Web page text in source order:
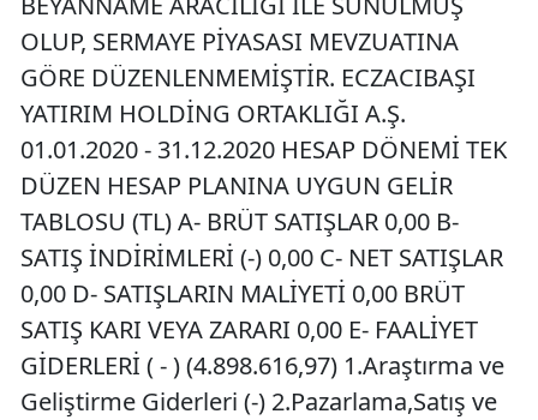
OLUP, SERMAYE PİYASASI MEVZUATINA
GÖRE DÜZENLENMEMİŞTİR. ECZACIBAŞI
YATIRIM HOLDİNG ORTAKLIĞI A.Ş.
01.01.2020 - 31.12.2020 HESAP DÖNEMİ TEK
DÜZEN HESAP PLANINA UYGUN GELİR
TABLOSU (TL) A- BRÜT SATIŞLAR 0,00 B-
SATIŞ İNDİRİMLERİ (-) 0,00 C- NET SATIŞLAR
0,00 D- SATIŞLARIN MALİYETİ 0,00 BRÜT
SATIŞ KARI VEYA ZARARI 0,00 E- FAALİYET
GİDERLERİ ( - ) (4.898.616,97) 1.Araştırma ve
Geliştirme Giderleri (-) 2.Pazarlama,Satış ve